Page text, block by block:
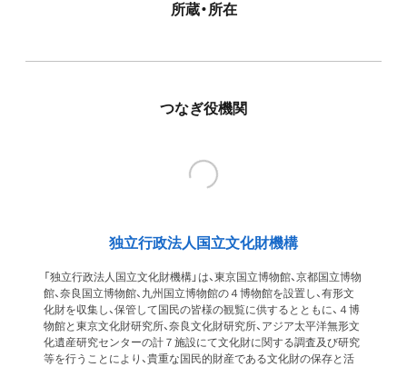
所蔵・所在
つなぎ役機関
独立行政法人国立文化財機構
「独立行政法人国立文化財機構」は、東京国立博物館、京都国立博物
館、奈良国立博物館、九州国立博物館の４博物館を設置し、有形文
化財を収集し、保管して国民の皆様の観覧に供するとともに、４博
物館と東京文化財研究所、奈良文化財研究所、アジア太平洋無形文
化遺産研究センターの計７施設にて文化財に関する調査及び研究
等を行うことにより、貴重な国民的財産である文化財の保存と活